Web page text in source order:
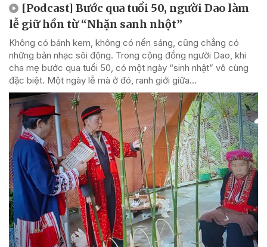
[Podcast] Bước qua tuổi 50, người Dao làm
lễ giữ hồn từ “Nhặn sanh nhột”
Không có bánh kem, không có nến sáng, cũng chẳng có
những bản nhạc sôi động. Trong cộng đồng người Dao, khi
cha mẹ bước qua tuổi 50, có một ngày “sinh nhật” vô cùng
đặc biệt. Một ngày lễ mà ở đó, ranh giới giữa...